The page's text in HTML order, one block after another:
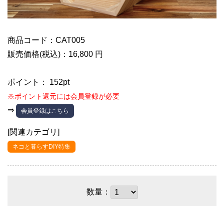
商品コード：CAT005
販売価格(税込)：16,800 円
ポイント： 152pt
※ポイント還元には会員登録が必要
⇒ 会員登録はこちら
[関連カテゴリ]
ネコと暮らすDIY特集
数量：